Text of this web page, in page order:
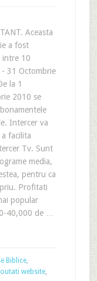
Aceasta
a fost
intre 10
31 Octombrie
la 1
2010 se
Intercer va
facilita
Tv. Sunt
media,
pentru ca
Profitati
popular
40,000 de …
Biblice,
website,